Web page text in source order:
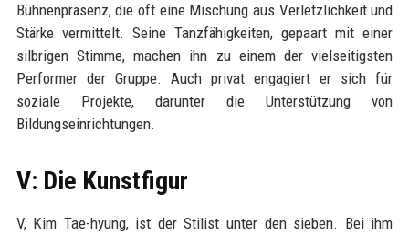
Bühnenpräsenz, die oft eine Mischung aus Verletzlichkeit und
Stärke vermittelt. Seine Tanzfähigkeiten, gepaart mit einer
silbrigen Stimme, machen ihn zu einem der vielseitigsten
Performer der Gruppe. Auch privat engagiert er sich für
soziale Projekte, darunter die Unterstützung von
Bildungseinrichtungen.
V: Die Kunstfigur
V, Kim Tae-hyung, ist der Stilist unter den sieben. Bei ihm